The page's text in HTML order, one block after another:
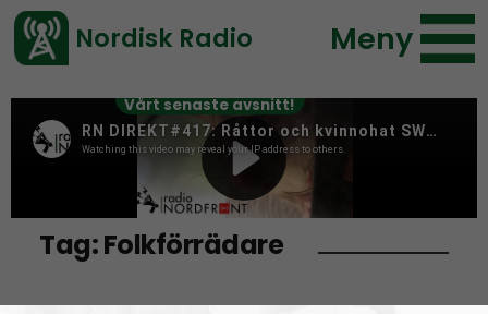
Vårt senaste avsnitt!
Nordisk Radio Meny
Tag:Folkförrädare